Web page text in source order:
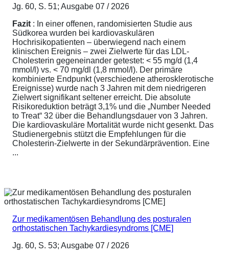
Jg. 60, S. 51; Ausgabe 07 / 2026
Fazit : In einer offenen, randomisierten Studie aus
Südkorea wurden bei kardiovaskulären
Hochrisikopatienten – überwiegend nach einem
klinischen Ereignis – zwei Zielwerte für das LDL-
Cholesterin gegeneinander getestet: < 55 mg/d (1,4
mmol/l) vs. < 70 mg/dl (1,8 mmol/l). Der primäre
kombinierte Endpunkt (verschiedene atherosklerotische
Ereignisse) wurde nach 3 Jahren mit dem niedrigeren
Zielwert signifikant seltener erreicht. Die absolute
Risikoreduktion beträgt 3,1% und die „Number Needed
to Treat“ 32 über die Behandlungsdauer von 3 Jahren.
Die kardiovaskuläre Mortalität wurde nicht gesenkt. Das
Studienergebnis stützt die Empfehlungen für die
Cholesterin-Zielwerte in der Sekundärprävention. Eine
...
Zur medikamentösen Behandlung des posturalen
orthostatischen Tachykardiesyndroms [CME]
Jg. 60, S. 53; Ausgabe 07 / 2026